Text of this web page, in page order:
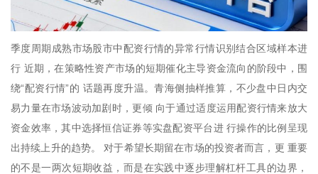
季度周期成熟市场股市中配资行情的异常行情识别结合区域样本进
行 近期，在策略性资产市场的短期催化主导资金流向的阶段中，围
绕“配资行情”的 话题再度升温。青海侧抽样推算，不少盘中日内交
易力量在市场波动加剧时，更倾 向于通过适度运用配资行情来放大
资金效率，其中选择恒信证券等实盘配资平台进 行操作的比例呈现
出持续上升的趋势。 对于希望长期留在市场的投资者而言，更 重要
的不是一两次短期收益，而是在实践中逐步理解杠杆工具的边界，